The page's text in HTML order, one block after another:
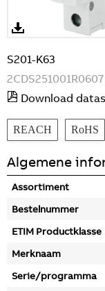
S201-K63
2CDS251001R0607
Download
REACH RoHS
Algemene
Assortiment
Bestelnummer
ETIM Productklasse
Merknaam
Serie/programma